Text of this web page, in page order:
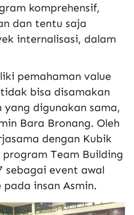
komprehensif,
dan tentu saja
internalisasi, dalam
pemahaman value
bisa disamakan
digunakan sama,
Bara Bronang. Oleh
dengan Kubik
Team Building
sebagai event awal
insan Asmin.